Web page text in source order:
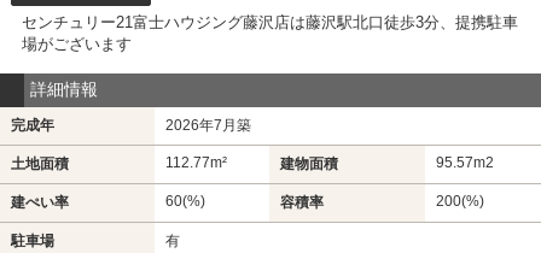
センチュリー21富士ハウジング藤沢店は藤沢駅北口徒歩3分、提携駐車
場がございます
詳細情報
完成年 2026年7月築
土地面積 112.77m² 建物面積 95.57m2
建ぺい率 60(%) 容積率 200(%)
駐車場 有